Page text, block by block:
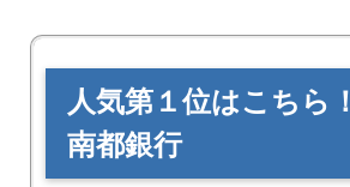
人気第１位はこちら！
南都銀行